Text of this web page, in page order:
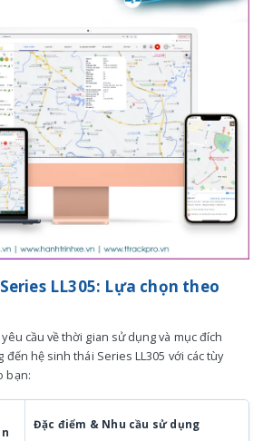
LL305: Lựa chọn theo
cầu về thời gian sử dụng và mục đích
đến hệ sinh thái Series LL305 với các tùy
bạn:
Đặc điểm & Nhu cầu sử dụng